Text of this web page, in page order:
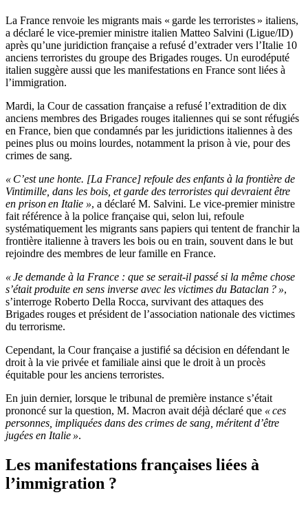
La France renvoie les migrants mais « garde les terroristes » italiens,
a déclaré le vice-premier ministre italien Matteo Salvini (Ligue/ID)
après qu’une juridiction française a refusé d’extrader vers l’Italie 10
anciens terroristes du groupe des Brigades rouges. Un eurodéputé
italien suggère aussi que les manifestations en France sont liées à
l’immigration.
Mardi, la Cour de cassation française a refusé l’extradition de dix
anciens membres des Brigades rouges italiennes qui se sont réfugiés
en France, bien que condamnés par les juridictions italiennes à des
peines plus ou moins lourdes, notamment la prison à vie, pour des
crimes de sang.
« C’est une honte. [La France] refoule des enfants à la frontière de
Vintimille, dans les bois, et garde des terroristes qui devraient être
en prison en Italie », a déclaré M. Salvini. Le vice-premier ministre
fait référence à la police française qui, selon lui, refoule
systématiquement les migrants sans papiers qui tentent de franchir la
frontière italienne à travers les bois ou en train, souvent dans le but
rejoindre des membres de leur famille en France.
« Je demande à la France : que se serait-il passé si la même chose
s’était produite en sens inverse avec les victimes du Bataclan ? »,
s’interroge Roberto Della Rocca, survivant des attaques des
Brigades rouges et président de l’association nationale des victimes
du terrorisme.
Cependant, la Cour française a justifié sa décision en défendant le
droit à la vie privée et familiale ainsi que le droit à un procès
équitable pour les anciens terroristes.
En juin dernier, lorsque le tribunal de première instance s’était
prononcé sur la question, M. Macron avait déjà déclaré que « ces
personnes, impliquées dans des crimes de sang, méritent d’être
jugées en Italie ».
Les manifestations françaises liées à
l’immigration ?